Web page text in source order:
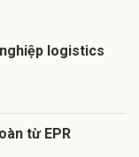
logistics
từ EPR